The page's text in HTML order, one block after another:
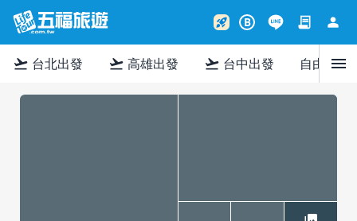
rocket_launch B contract person
flight_takeoff 台北出發 flight_takeoff 高雄出發 flight_takeoff 台中出發 自由行menu